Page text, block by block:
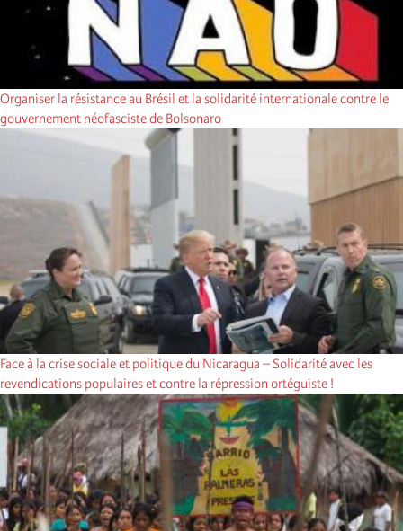
Organiser la résistance au Brésil et la solidarité internationale contre le
gouvernement néofasciste de Bolsonaro
Face à la crise sociale et politique du Nicaragua – Solidarité avec les
revendications populaires et contre la répression ortéguiste !